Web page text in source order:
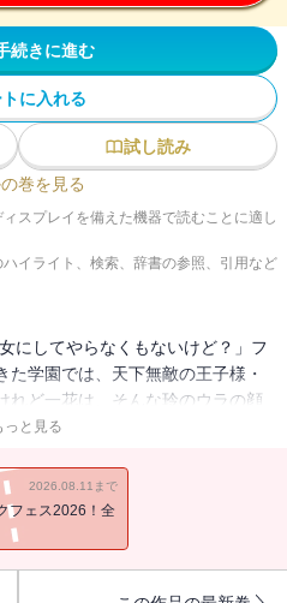
続きに進む
に入れる
試し読み
巻を見る
スプレイを備えた機器で読むことに適し
イライト、検索、辞書の参照、引用など
にしてやらなくもないけど？」フ
学園では、天下無敵の王子様・
れど一花は、そんな玲のウラの顔
、思わずビンタで宣戦布告して
ることになったけど、「毎日さわ
・・・!?日に日に甘くなっていくツ
メ第１巻！ (この作品は電子コミ
っと見る
2026.08.11まで
フェス2026！全